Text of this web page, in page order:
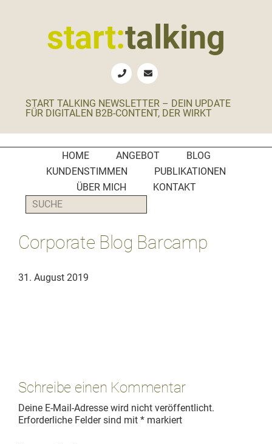
start:talking
B2B-
Social
Media
Manager
PR-
Agenturen
START TALKING NEWSLETTER – DEIN UPDATE
FÜR DIGITALEN B2B-CONTENT, DER WIRKT
HOME ANGEBOT
BLOG
KUNDENSTIMMEN
PUBLIKATIONEN
ÜBER MICH
KONTAKT
SUCHE
Corporate Blog Barcamp
31. August 2019
Interaktionen
Schreibe einen Kommentar
Deine E-Mail-Adresse wird nicht veröffentlicht.
Erforderliche Felder sind mit * markiert